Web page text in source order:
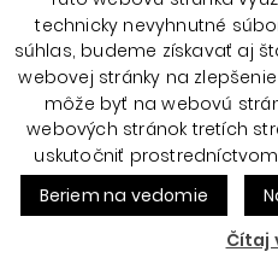
technicky nevyhnutné
súhlas, budeme získavať aj
webovej stránky na
môže byť na webovú
webových stránok tretích
uskutočniť
Beriem na vedomie
Čítaj